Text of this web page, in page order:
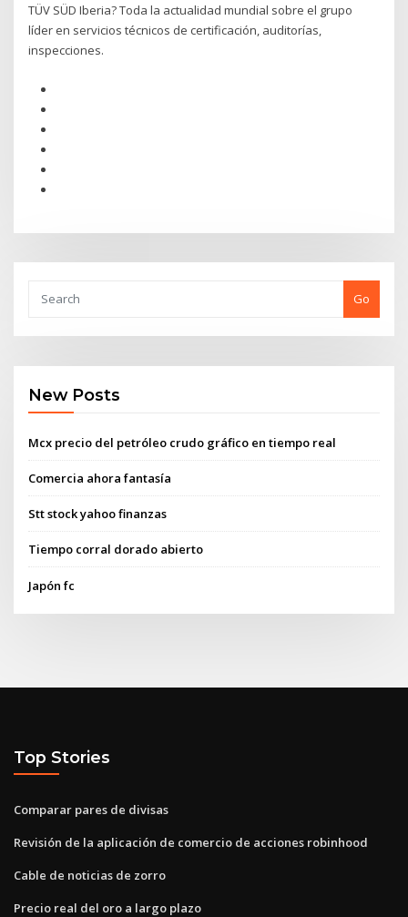
TÜV SÜD Iberia? Toda la actualidad mundial sobre el grupo
líder en servicios técnicos de certificación, auditorías,
inspecciones.
Go
New Posts
Mcx precio del petróleo crudo gráfico en tiempo real
Comercia ahora fantasía
Stt stock yahoo finanzas
Tiempo corral dorado abierto
Japón fc
Top Stories
Comparar pares de divisas
Revisión de la aplicación de comercio de acciones robinhood
Cable de noticias de zorro
Precio real del oro a largo plazo